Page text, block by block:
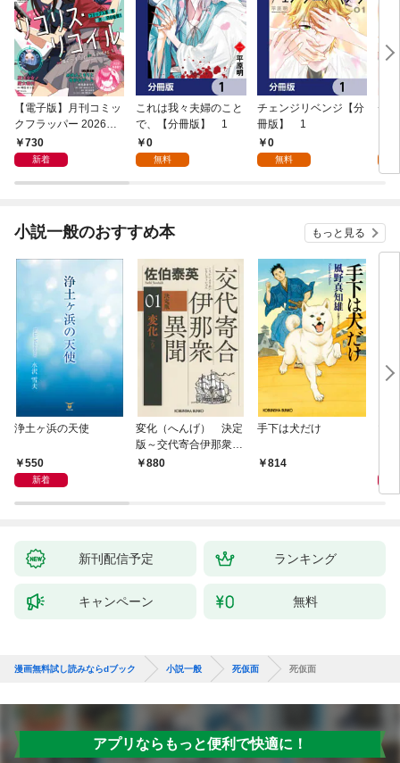
【電子版】月刊コミッ
クフラッパー 2026年9
月号730
新着
これは我々夫婦のこと
で、【分冊版】 1
0
無料
チェンジリベンジ【分
冊版】 1
0
無料
チ
小説一般のおすすめ本 もっと見る
浄土ヶ浜の天使
550
新着
変化（へんげ） 決定
版～交代寄合伊那衆異
聞（1）～
880
手下は犬だけ
814
新刊配信予定 ランキング
キャンペーン 無料
漫画無料試し読みならdブック 小説一般 死仮面 死仮面
アプリならもっと便利で快適に！